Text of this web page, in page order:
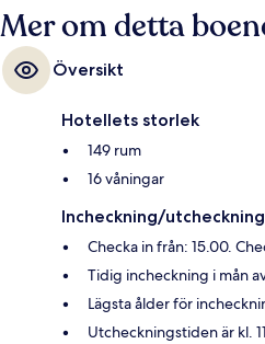
Mer om detta
Översikt
Hotellets storlek
149 rum
16 våningar
Incheckning/utcheckning
Checka in från: 15.00.
Tidig incheckning i mån
Lägsta ålder för
Utcheckningstiden är kl.